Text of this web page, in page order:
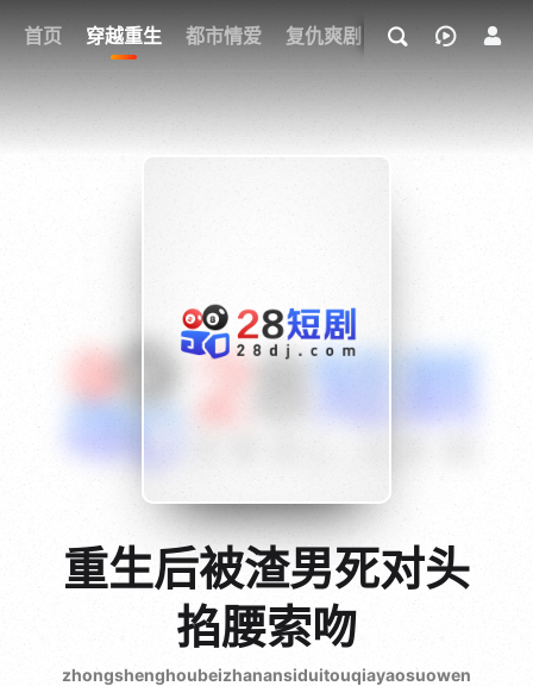
首页 穿越重生 都市情爱 复仇爽剧 玄幻武侠 奇幻
我的观影记录
{if condition="$obj.vod_points
28短剧
重生后被渣男死对头
掐腰索吻
zhongshenghoubeizhanansiduitouqiayaosuowen